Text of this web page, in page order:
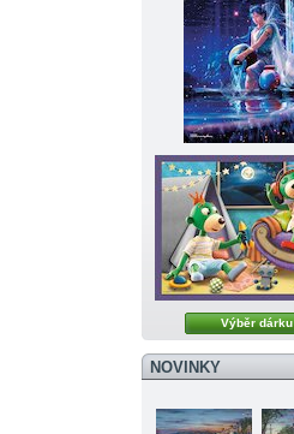
Výběr dárku
NOVINKY